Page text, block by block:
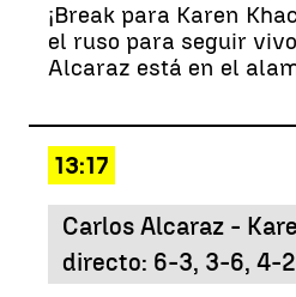
¡Break para Karen
el ruso para seguir
Alcaraz está en el
13:17
Carlos Alcaraz -
directo: 6-3, 3-6, 4-2